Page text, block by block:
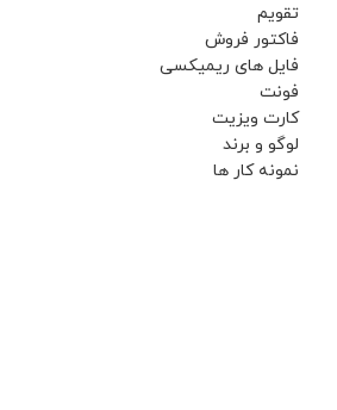
تقویم
فاکتور فروش
فایل های ریمیکسی
فونت
کارت ویزیت
لوگو و برند
نمونه کار ها